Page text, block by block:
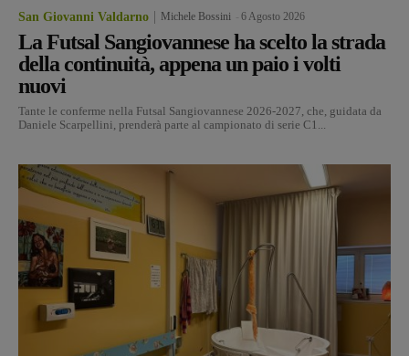
San Giovanni Valdarno Michele Bossini 6 Agosto 2026
La Futsal Sangiovannese ha scelto la strada
della continuità, appena un paio i volti
nuovi
Tante le conferme nella Futsal Sangiovannese 2026-2027, che, guidata da
Daniele Scarpellini, prenderà parte al campionato di serie C1...